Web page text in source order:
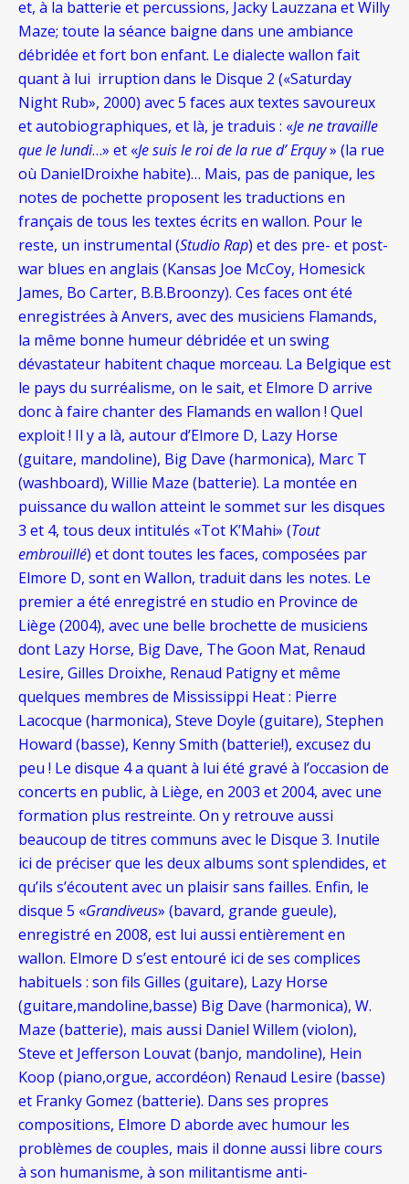
et, à la batterie et percussions, Jacky Lauzzana et Willy
Maze; toute la séance baigne dans une ambiance
débridée et fort bon enfant. Le dialecte wallon fait
quant à lui irruption dans le Disque 2 («Saturday
Night Rub», 2000) avec 5 faces aux textes savoureux
et autobiographiques, et là, je traduis : «Je ne travaille
que le lundi…» et «Je suis le roi de la rue d’ Erquy» (la rue
où DanielDroixhe habite)… Mais, pas de panique, les
notes de pochette proposent les traductions en
français de tous les textes écrits en wallon. Pour le
reste, un instrumental (Studio Rap) et des pre- et post-
war blues en anglais (Kansas Joe McCoy, Homesick
James, Bo Carter, B.B.Broonzy). Ces faces ont été
enregistrées à Anvers, avec des musiciens Flamands,
la même bonne humeur débridée et un swing
dévastateur habitent chaque morceau. La Belgique est
le pays du surréalisme, on le sait, et Elmore D arrive
donc à faire chanter des Flamands en wallon ! Quel
exploit ! Il y a là, autour d’Elmore D, Lazy Horse
(guitare, mandoline), Big Dave (harmonica), Marc T
(washboard), Willie Maze (batterie). La montée en
puissance du wallon atteint le sommet sur les disques
3 et 4, tous deux intitulés «Tot K’Mahi» (Tout
embrouillé) et dont toutes les faces, composées par
Elmore D, sont en Wallon, traduit dans les notes. Le
premier a été enregistré en studio en Province de
Liège (2004), avec une belle brochette de musiciens
dont Lazy Horse, Big Dave, The Goon Mat, Renaud
Lesire, Gilles Droixhe, Renaud Patigny et même
quelques membres de Mississippi Heat : Pierre
Lacocque (harmonica), Steve Doyle (guitare), Stephen
Howard (basse), Kenny Smith (batterie!), excusez du
peu ! Le disque 4 a quant à lui été gravé à l’occasion de
concerts en public, à Liège, en 2003 et 2004, avec une
formation plus restreinte. On y retrouve aussi
beaucoup de titres communs avec le Disque 3. Inutile
ici de préciser que les deux albums sont splendides, et
qu’ils s’écoutent avec un plaisir sans failles. Enfin, le
disque 5 «Grandiveus» (bavard, grande gueule),
enregistré en 2008, est lui aussi entièrement en
wallon. Elmore D s’est entouré ici de ses complices
habituels : son fils Gilles (guitare), Lazy Horse
(guitare,mandoline,basse) Big Dave (harmonica), W.
Maze (batterie), mais aussi Daniel Willem (violon),
Steve et Jefferson Louvat (banjo, mandoline), Hein
Koop (piano,orgue, accordéon) Renaud Lesire (basse)
et Franky Gomez (batterie). Dans ses propres
compositions, Elmore D aborde avec humour les
problèmes de couples, mais il donne aussi libre cours
à son humanisme, à son militantisme anti-